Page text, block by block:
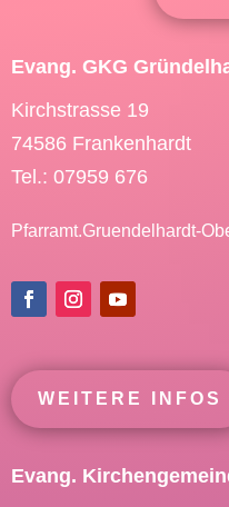
Evang. GKG
Kirchstrasse 19
74586 Frankenhardt
Tel.: 07959 676
Pfarramt.Gruendelhardt-
WEITERE INFOS
Evang.